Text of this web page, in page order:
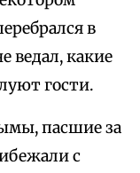
в
ведал, какие
гости.
пасшие за
с